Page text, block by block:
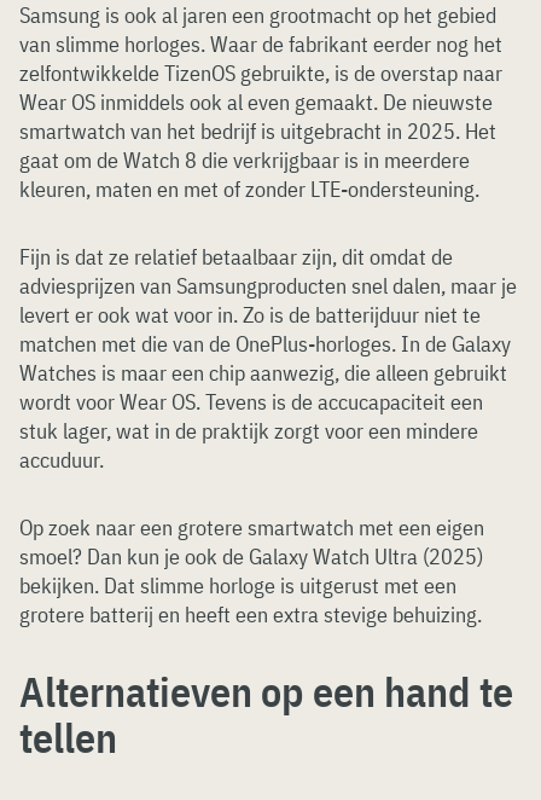
Samsung is ook al jaren een grootmacht op het gebied
van slimme horloges. Waar de fabrikant eerder nog het
zelfontwikkelde TizenOS gebruikte, is de overstap naar
Wear OS inmiddels ook al even gemaakt. De nieuwste
smartwatch van het bedrijf is uitgebracht in 2025. Het
gaat om de Watch 8 die verkrijgbaar is in meerdere
kleuren, maten en met of zonder LTE-ondersteuning.
Fijn is dat ze relatief betaalbaar zijn, dit omdat de
adviesprijzen van Samsungproducten snel dalen, maar je
levert er ook wat voor in. Zo is de batterijduur niet te
matchen met die van de OnePlus-horloges. In de Galaxy
Watches is maar een chip aanwezig, die alleen gebruikt
wordt voor Wear OS. Tevens is de accucapaciteit een
stuk lager, wat in de praktijk zorgt voor een mindere
accuduur.
Op zoek naar een grotere smartwatch met een eigen
smoel? Dan kun je ook de Galaxy Watch Ultra (2025)
bekijken. Dat slimme horloge is uitgerust met een
grotere batterij en heeft een extra stevige behuizing.
Alternatieven op een hand te
tellen